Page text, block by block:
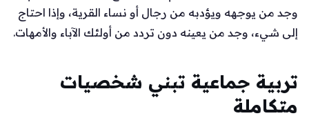
وجد من يوجهه ويؤدبه من رجال أو نساء القرية، وإذا احتاج
إلى شيء، وجد من يعينه دون تردد من أولئك الآباء والأمهات.
تربية جماعية تبني شخصيات
متكاملة